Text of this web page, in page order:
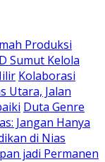
Produksi
Sumut Kelola
Kolaborasi
Utara, Jalan
Duta Genre
Jangan Hanya
di Nias
jadi Permanen